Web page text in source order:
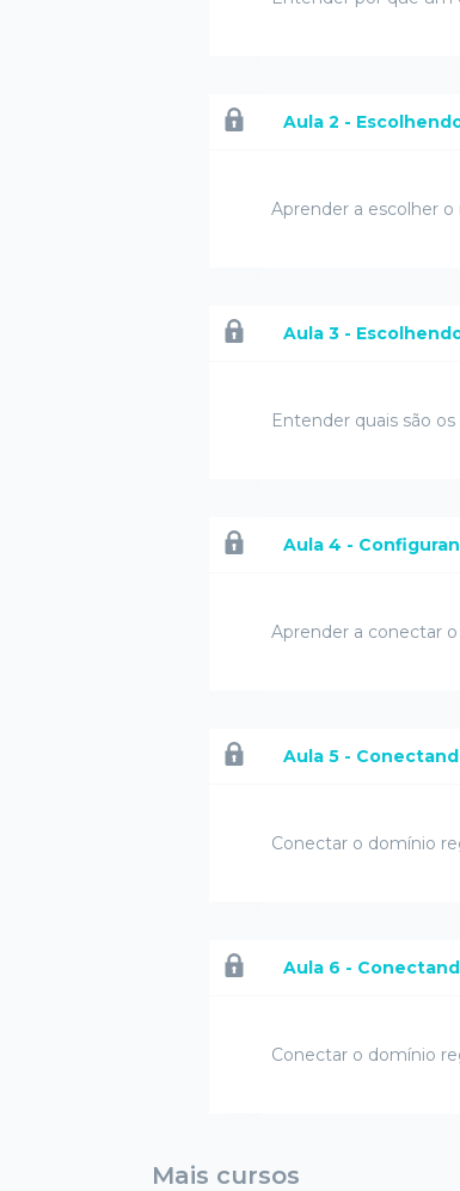
Aula 2 -
Aprender a escolher
Aula 3 -
Entender quais são
Aula 4 -
Aprender a conectar
Aula 5 -
Conectar o domínio
Aula 6 -
Conectar o domínio
Mais cursos